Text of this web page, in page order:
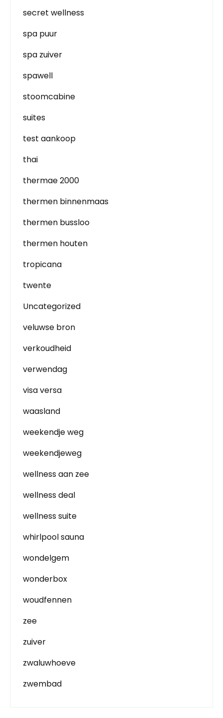
secret wellness
spa puur
spa zuiver
spawell
stoomcabine
suites
test aankoop
thai
thermae 2000
thermen binnenmaas
thermen bussloo
thermen houten
tropicana
twente
Uncategorized
veluwse bron
verkoudheid
verwendag
visa versa
waasland
weekendje weg
weekendjeweg
wellness aan zee
wellness deal
wellness suite
whirlpool sauna
wondelgem
wonderbox
woudfennen
zee
zuiver
zwaluwhoeve
zwembad